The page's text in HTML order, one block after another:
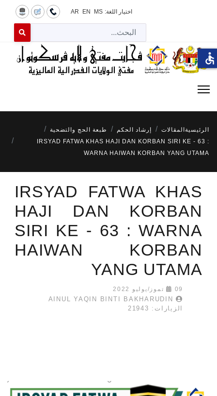
اختيار اللغة: MS
EN
AR
for results.
الرئيسية المقالات إرشاد الحكم
طبعة الحج والتضحية
IRSYAD FATWA KHAS HAJI DAN KORBAN SIRI KE - 63 :
WARNA HAIWAN KORBAN YANG UTAMA
IRSYAD FATWA KHAS
HAJI DAN KORBAN
SIRI KE - 63 : WARNA
HAIWAN KORBAN
YANG UTAMA
09 تموز/يوليو 2022
AINUL YAQIN BINTI BAKHARUDIN
الزيارات: 21943
accessible